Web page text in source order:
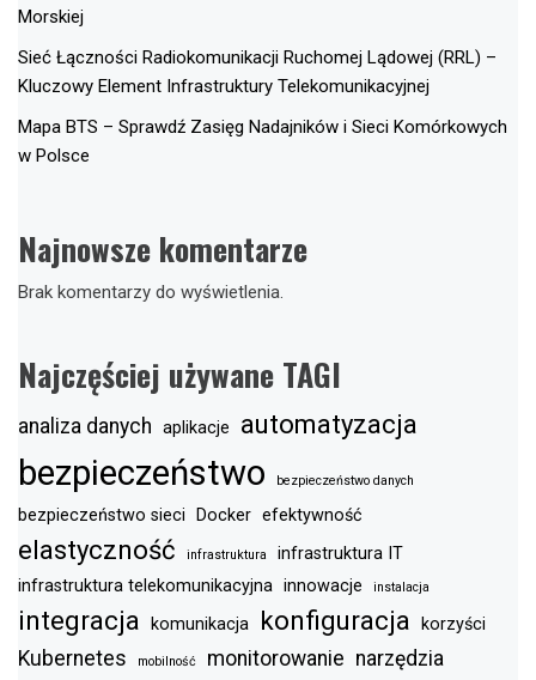
Morskiej
Sieć Łączności Radiokomunikacji Ruchomej Lądowej (RRL) –
Kluczowy Element Infrastruktury Telekomunikacyjnej
Mapa BTS – Sprawdź Zasięg Nadajników i Sieci Komórkowych
w Polsce
Najnowsze komentarze
Brak komentarzy do wyświetlenia.
Najczęściej używane TAGI
analiza danych aplikacje automatyzacja
bezpieczeństwo bezpieczeństwo danych
bezpieczeństwo sieci Docker efektywność
elastyczność infrastruktura
infrastruktura IT
infrastruktura telekomunikacyjna innowacje instalacja
integracja komunikacja konfiguracja korzyści
Kubernetes mobilność monitorowanie narzędzia